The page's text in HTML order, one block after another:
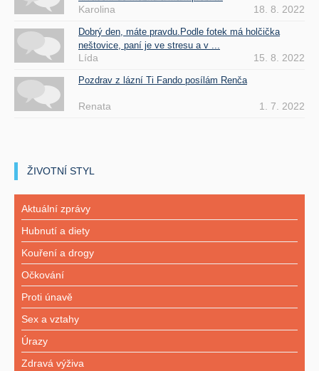
Karolina 18. 8. 2022
Dobrý den, máte pravdu.Podle fotek má holčička
neštovice, paní je ve stresu a v ...
Lída 15. 8. 2022
Pozdrav z lázní Ti Fando posílám Renča
Renata 1. 7. 2022
ŽIVOTNÍ STYL
Aktuální zprávy
Hubnutí a diety
Kouření a drogy
Očkování
Proti únavě
Sex a vztahy
Úrazy
Zdravá výživa